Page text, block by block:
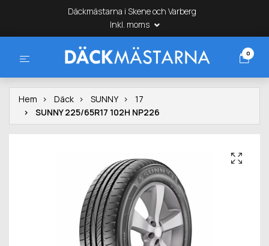
Däckmästarna i Skene och Varberg
Inkl. moms
0
Hem Däck SUNNY
17
SUNNY 225/65R17 102H NP226